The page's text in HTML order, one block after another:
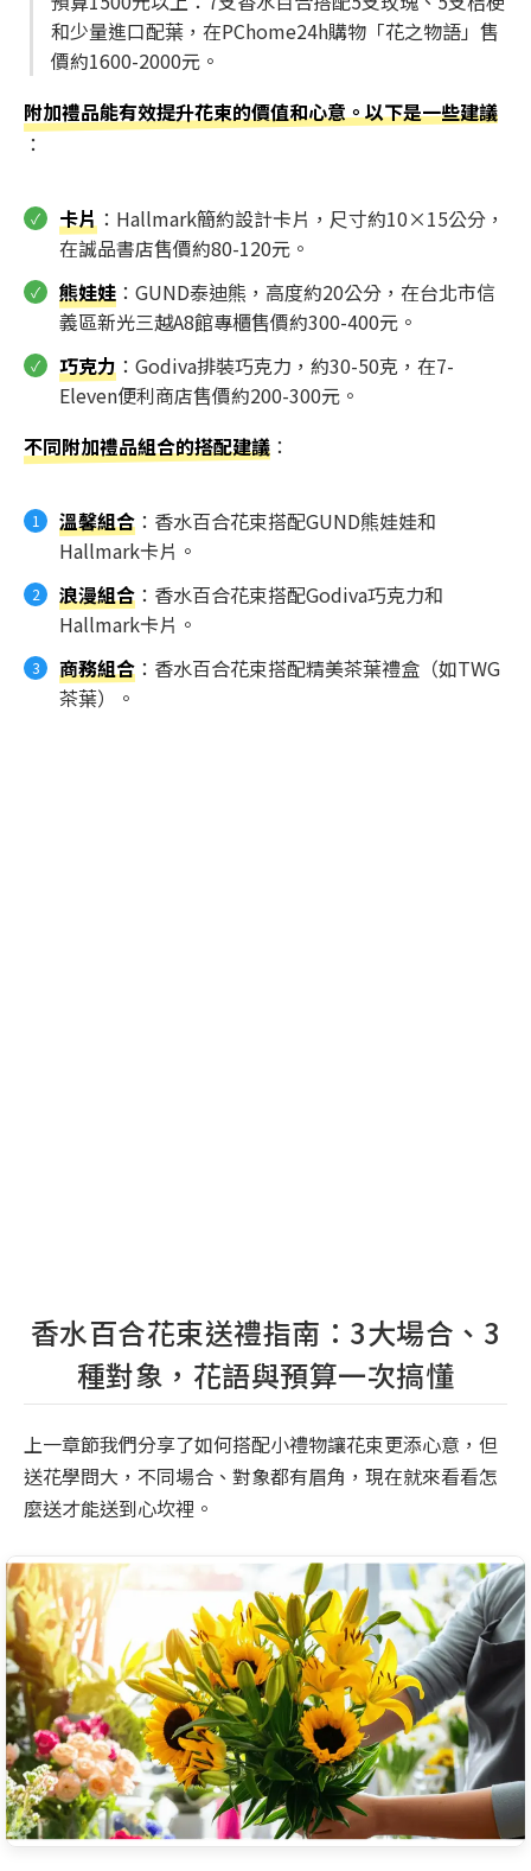
和少量進口配葉，在PChome24h購物「花之物語」售
價約1600-2000元。
附加禮品能有效提升花束的價值和心意。以下是一些建議
：
卡片 ：Hallmark簡約設計卡片，尺寸約10×15公分，
在誠品書店售價約80-120元。
熊娃娃 ：GUND泰迪熊，高度約20公分，在台北市信
義區新光三越A8館專櫃售價約300-400元。
巧克力 ：Godiva排裝巧克力，約30-50克，在7-
Eleven便利商店售價約200-300元。
不同附加禮品組合的搭配建議 ：
溫馨組合 ：香水百合花束搭配GUND熊娃娃和
Hallmark卡片。
浪漫組合 ：香水百合花束搭配Godiva巧克力和
Hallmark卡片。
商務組合 ：香水百合花束搭配精美茶葉禮盒（如TWG
茶葉）。
香水百合花束送禮指南：3大場合、3
種對象，花語與預算一次搞懂
上一章節我們分享了如何搭配小禮物讓花束更添心意，但
送花學問大，不同場合、對象都有眉角，現在就來看看怎
麼送才能送到心坎裡。